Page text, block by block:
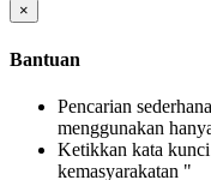
×
Bantuan
Pencarian
menggunakan
Ketikkan kata
kemasyarakatan "